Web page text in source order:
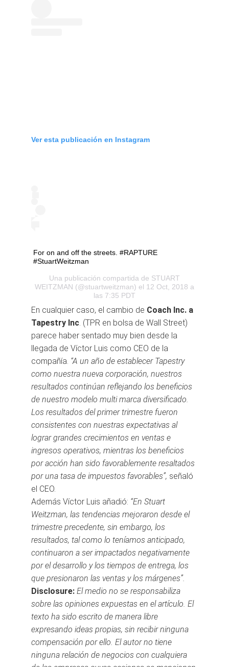
Ver esta publicación en Instagram
For on and off the streets. #RAPTURE
#StuartWeitzman
Una publicación compartida de STUART
WEITZMAN (@stuartweitzman) el 12 Oct, 2018 a
las 7:35 PDT
En cualquier caso, el cambio de Coach Inc. a
Tapestry Inc . (TPR en bolsa de Wall Street)
parece haber sentado muy bien desde la
llegada de Víctor Luis como CEO de la
compañía. “A un año de establecer Tapestry
como nuestra nueva corporación, nuestros
resultados continúan reflejando los beneficios
de nuestro modelo multi marca diversificado.
Los resultados del primer trimestre fueron
consistentes con nuestras expectativas al
lograr grandes crecimientos en ventas e
ingresos operativos, mientras los beneficios
por acción han sido favorablemente resaltados
por una tasa de impuestos favorables”, señaló
el CEO.
Además Víctor Luis añadió: “En Stuart
Weitzman, las tendencias mejoraron desde el
trimestre precedente, sin embargo, los
resultados, tal como lo teníamos anticipado,
continuaron a ser impactados negativamente
por el desarrollo y los tiempos de entrega, los
que presionaron las ventas y los márgenes”.
Disclosure: El medio no se responsabiliza
sobre las opiniones expuestas en el artículo. El
texto ha sido escrito de manera libre
expresando ideas propias, sin recibir ninguna
compensación por ello. El autor no tiene
ninguna relación de negocios con cualquiera